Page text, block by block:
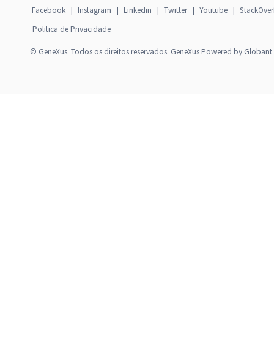
Facebook | Instagram | Linkedin | Twitter | Youtube |
Politica de Privacidade
© GeneXus. Todos os direitos reservados. GeneXus Powered by Globant